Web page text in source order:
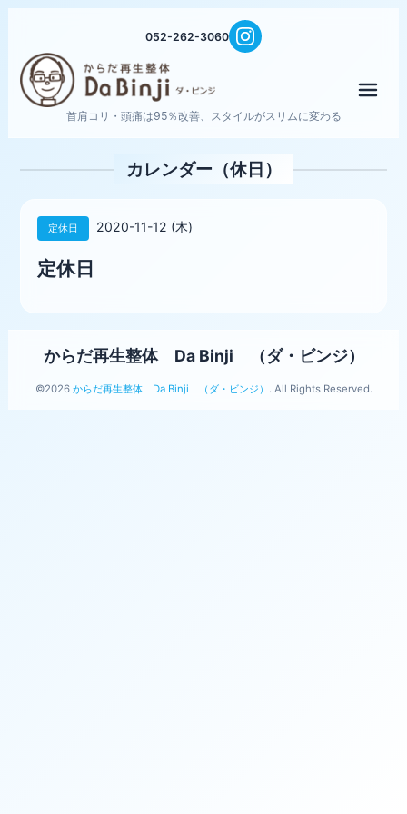
052-262-3060
首肩コリ・頭痛は95％改善、スタイルがスリムに変わる
カレンダー（休日）
定休日 2020-11-12 (木)
定休日
からだ再生整体 Da Binji （ダ・ビンジ）
©2026 からだ再生整体 Da Binji （ダ・ビンジ） . All Rights Reserved.